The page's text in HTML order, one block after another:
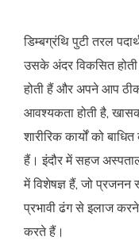
डिम्बग्रंथि पुटी तरल
उसके अंदर विकसित होती
होती हैं और अपने आप
आवश्यकता होती है,
शारीरिक कार्यों को
हैं। इंदौर में सहज
में विशेषज्ञ हैं, जो प्रजनन
प्रभावी ढंग से इलाज
करते हैं।